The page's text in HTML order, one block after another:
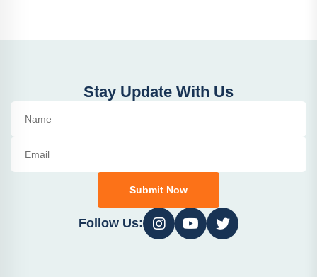
Stay Update With Us
Submit Now
Follow Us: